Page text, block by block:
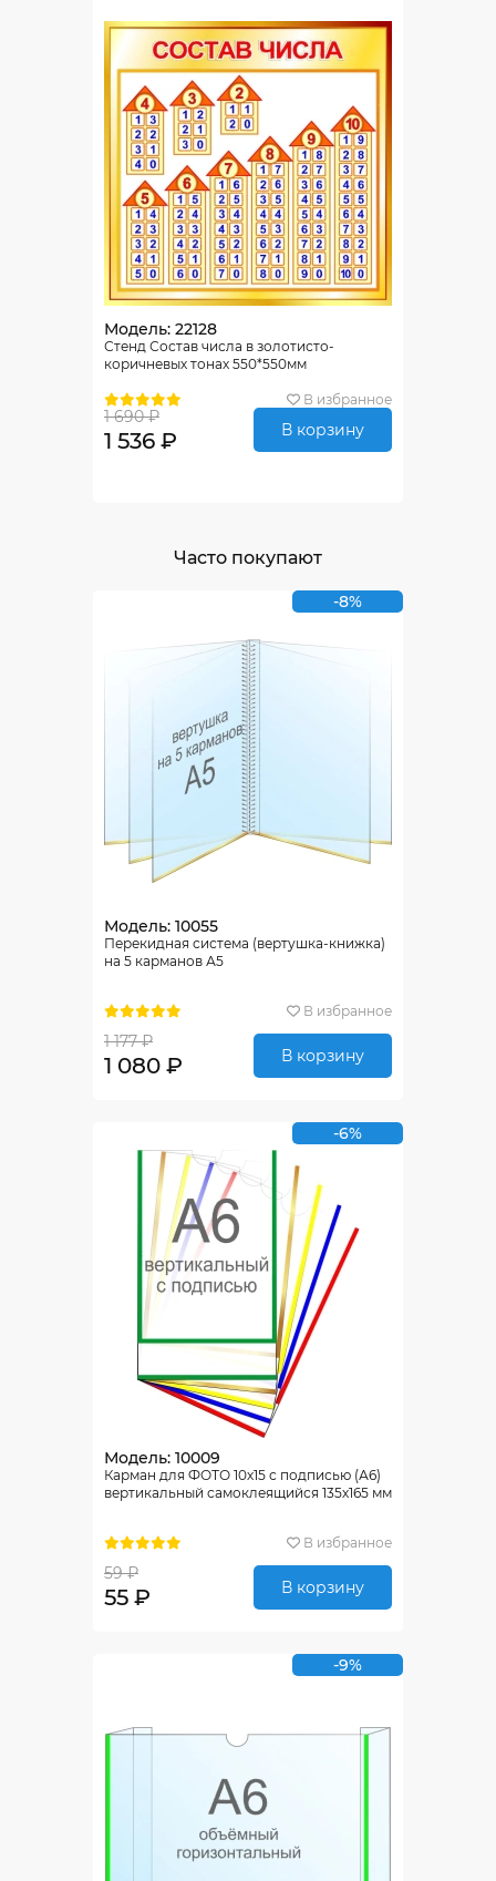
Модель: 22128
Стенд Состав числа в золотисто-
коричневых тонах 550*550мм
В избранное
1 690 ₽
1 536 ₽ В корзину
Часто покупают
-8%
Модель: 10055
Перекидная система (вертушка-книжка)
на 5 карманов А5
В избранное
1 177 ₽
1 080 ₽ В корзину
-6%
Модель: 10009
Карман для ФОТО 10х15 с подписью (А6)
вертикальный самоклеящийся 135х165 мм
В избранное
59 ₽
55 ₽ В корзину
-9%